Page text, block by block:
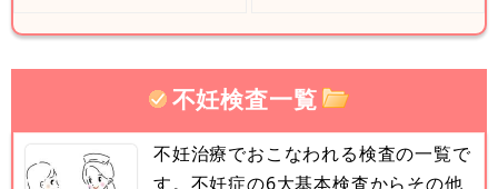
不妊検査一覧
不妊治療でおこなわれる検査の一覧で
す。不妊症の6大基本検査からその他